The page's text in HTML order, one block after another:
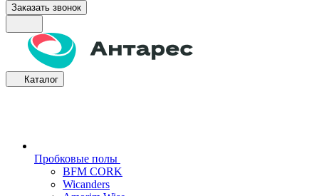
Заказать звонок
Каталог
Пробковые полы
BFM CORK
Wicanders